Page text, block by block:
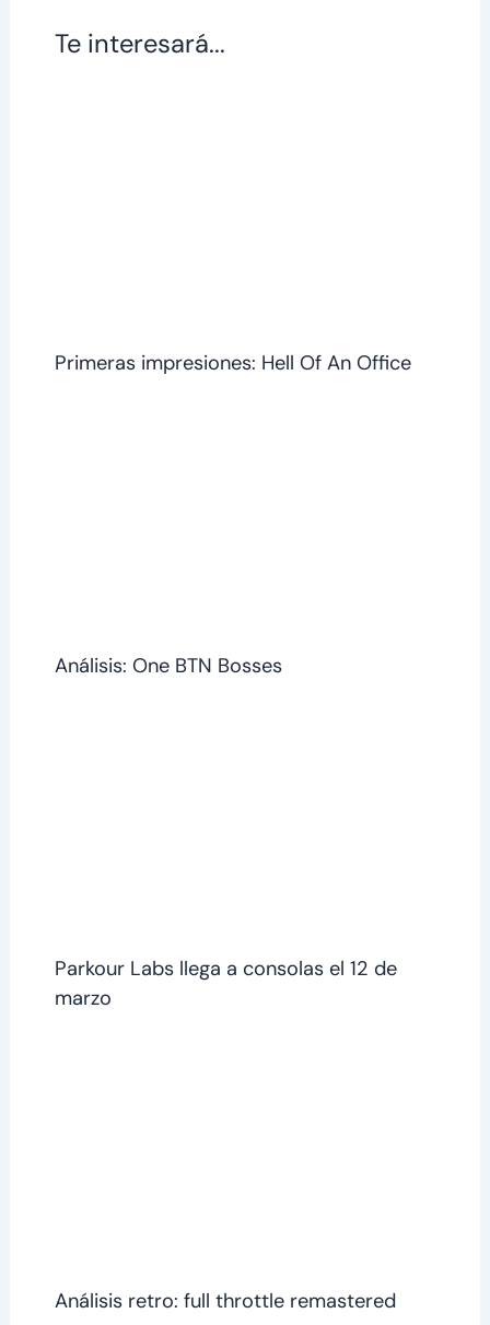
Te interesará...
Primeras impresiones: Hell Of An Office
Análisis: One BTN Bosses
Parkour Labs llega a consolas el 12 de
marzo
Análisis retro: full throttle remastered